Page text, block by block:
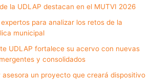
la UDLAP destacan en el MUTVI 2026
para analizar los retos de la
municipal
UDLAP fortalece su acervo con nuevas
y consolidados
asesora un proyecto que creará dispositivo